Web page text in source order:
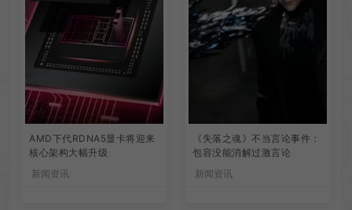
AMD下代RDNA5显卡将迎来
核心架构大幅升级
新闻资讯
《失落之魂》不当言论事件：
包容没能消解过激言论
新闻资讯